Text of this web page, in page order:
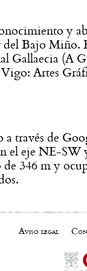
y
Bajo Miño.
Gallaecia (A
Artes
a través de
el eje NE-SW
346 m y
Aviso legal